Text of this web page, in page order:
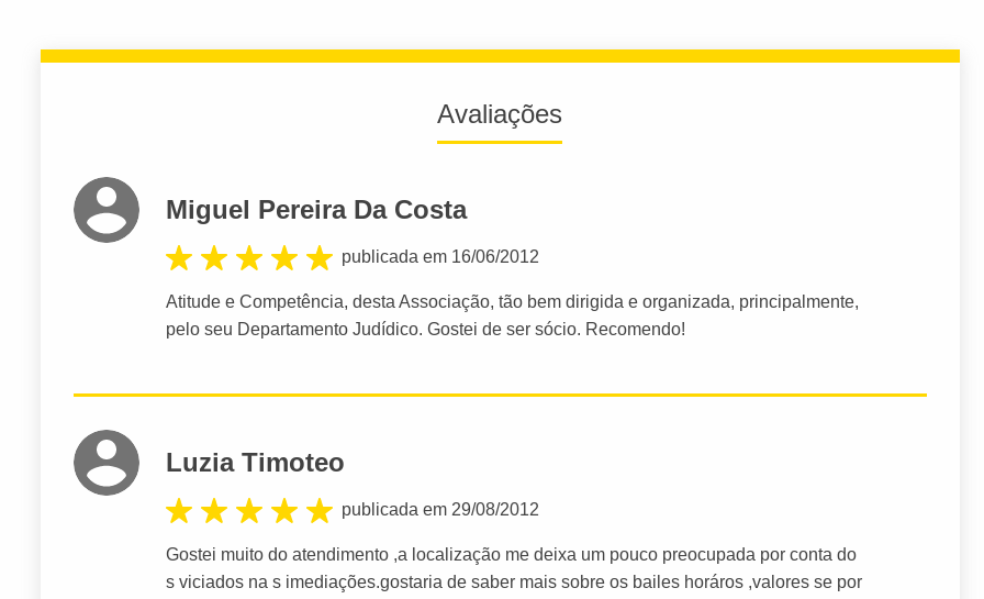
Avaliações
Miguel Pereira Da Costa
publicada em 16/06/2012
Atitude e Competência, desta Associação, tão bem dirigida e organizada, principalmente,
pelo seu Departamento Judídico. Gostei de ser sócio. Recomendo!
Luzia Timoteo
publicada em 29/08/2012
Gostei muito do atendimento ,a localização me deixa um pouco preocupada por conta do
s viciados na s imediações.gostaria de saber mais sobre os bailes horáros ,valores se por